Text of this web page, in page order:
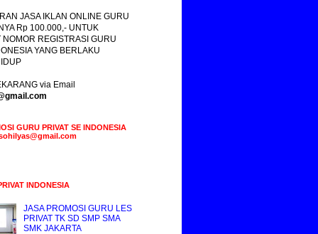
JASA IKLAN ONLINE GURU
Rp 100.000,- UNTUK
NOMOR REGISTRASI GURU
YANG BERLAKU
via Email
GURU PRIVAT SE INDONESIA
INDONESIA
JASA PROMOSI GURU LES
PRIVAT TK SD SMP SMA
SMK JAKARTA